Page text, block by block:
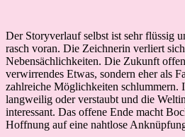
Der Storyverlauf selbst ist sehr flüssig
rasch voran. Die Zeichnerin verliert
Nebensächlichkeiten. Die Zukunft
verwirrendes Etwas, sondern eher als
zahlreiche Möglichkeiten schlummern.
langweilig oder verstaubt und die
interessant. Das offene Ende macht
Hoffnung auf eine nahtlose